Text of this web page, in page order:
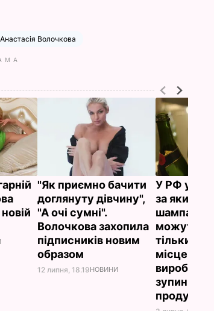
Анастасія Волочкова
"Як приємно бачити
доглянуту дівчину",
"А очі сумні".
Волочкова захопила
підписників новим
образом
12 липня, 18.19НОВИНИ
У РФ
за яким
можуть
тільки вина
місцевого
зупинила
продукції